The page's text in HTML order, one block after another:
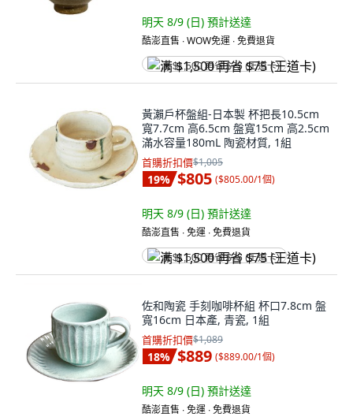
明天 8/9 (日) 預計送達
酷澎直售 ∙ WOW免運 ∙ 免費退貨
满 $1,500 再省 $75 (王道卡)
黃瀨戶杯盤組-日本製 杯把長10.5cm
寬7.7cm 高6.5cm 盤寬15cm 高2.5cm
滿水容量180mL 陶瓷材質, 1組
首購折扣價$1,005
19% $805 ($805.00/1個)
明天 8/9 (日) 預計送達
酷澎直售 ∙ 免運 ∙ 免費退貨
满 $1,500 再省 $75 (王道卡)
佐和陶瓷 手刻咖啡杯組 杯口7.8cm 盤
寬16cm 日本產, 青瓷, 1組
首購折扣價$1,089
18% $889 ($889.00/1個)
明天 8/9 (日) 預計送達
酷澎直售 ∙ 免運 ∙ 免費退貨